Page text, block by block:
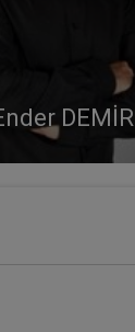
DEMİR